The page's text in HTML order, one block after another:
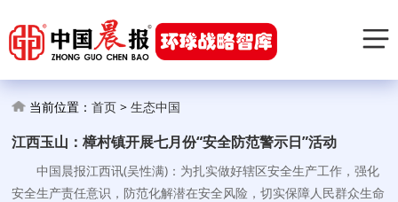
当前位置：首页 >生态中国
江西玉山：樟村镇开展七月份“安全防范警示日”活动
中国晨报江西讯(吴性满)：为扎实做好辖区安全生产工作，强化
安全生产责任意识，防范化解潜在安全风险，切实保障人民群众生命